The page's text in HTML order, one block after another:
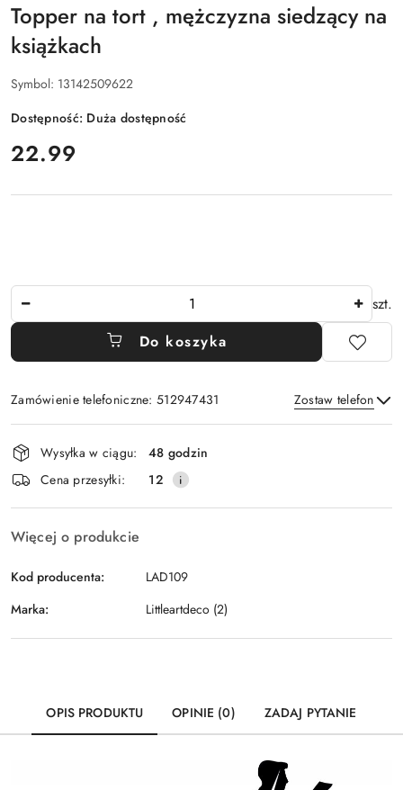
Topper na tort , mężczyzna siedzący na
książkach
Symbol: 13142509622
Dostępność: Duża dostępność
cena:
22.99
szt.
Do koszyka
Zamówienie telefoniczne: 512947431 Zostaw telefon
Wyślij
Dostępność
i
dostawa
Wysyłka w ciągu:
48 godzin
Cena przesyłki:
12
Więcej o produkcie
Kod producenta:
LAD109
Marka:
Littleartdeco (2)
OPIS PRODUKTU OPINIE (0) ZADAJ PYTANIE